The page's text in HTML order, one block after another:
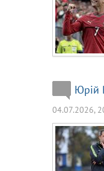
Юрій
04.07.2026,